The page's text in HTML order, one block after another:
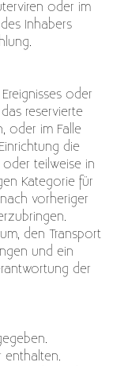
oder im
Inhabers
oder
reservierte
oder im Falle
die
teilweise in
Kategorie für
vorheriger
den Transport
und ein
der
enthalten.